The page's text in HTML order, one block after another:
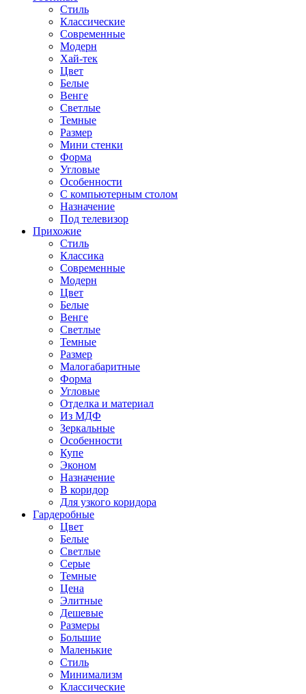
Стиль
Классические
Современные
Модерн
Хай-тек
Цвет
Белые
Венге
Светлые
Темные
Размер
Мини стенки
Форма
Угловые
Особенности
С компьютерным столом
Назначение
Под телевизор
Прихожие
Стиль
Классика
Современные
Модерн
Цвет
Белые
Венге
Светлые
Темные
Размер
Малогабаритные
Форма
Угловые
Отделка и материал
Из МДФ
Зеркальные
Особенности
Купе
Эконом
Назначение
В коридор
Для узкого коридора
Гардеробные
Цвет
Белые
Светлые
Серые
Темные
Цена
Элитные
Дешевые
Размеры
Большие
Маленькие
Стиль
Минимализм
Классические